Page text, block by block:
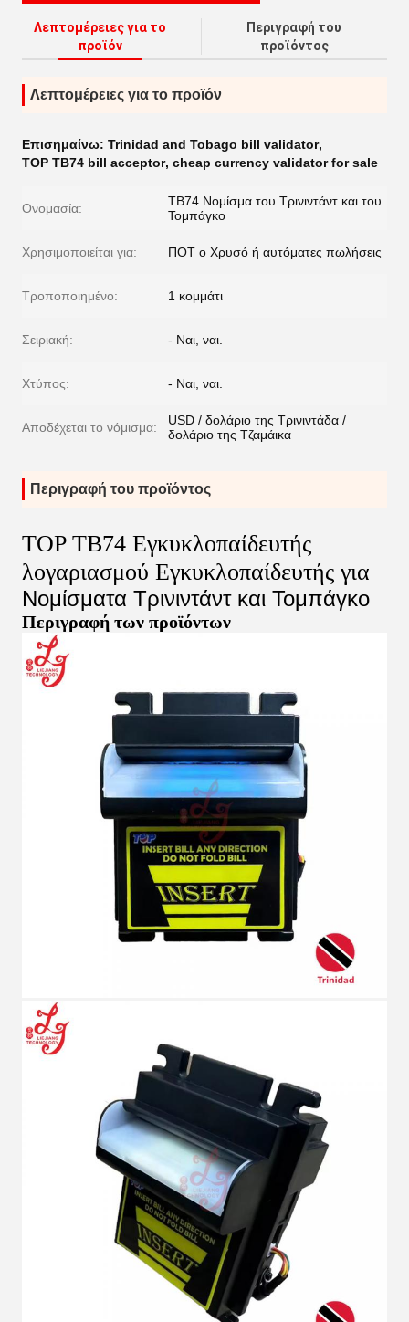
Λεπτομέρειες για το
προϊόν
Περιγραφή του
προϊόντος
Λεπτομέρειες για το προϊόν
Επισημαίνω: Trinidad and Tobago bill validator,
TOP TB74 bill acceptor, cheap currency validator for sale
Ονομασία:
TB74 Νομίσμα του Τρινιντάντ και του
Τομπάγκο
Χρησιμοποιείται για: ΠΟΤ o Χρυσό ή αυτόματες πωλήσεις
Τροποποιημένο: 1 κομμάτι
Σειριακή: - Ναι, ναι.
Χτύπος: - Ναι, ναι.
Αποδέχεται το νόμισμα:
USD / δολάριο της Τρινιντάδα /
δολάριο της Τζαμάικα
Περιγραφή του προϊόντος
TOP TB74 Εγκυκλοπαίδευτής
λογαριασμού Εγκυκλοπαίδευτής για
Νομίσματα Τρινιντάντ και Τομπάγκο
Περιγραφή των προϊόντων